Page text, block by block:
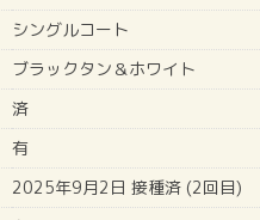
シングルコート
ブラックタン＆ホワイト
済
有
2025年9月2日 接種済 (2回目)